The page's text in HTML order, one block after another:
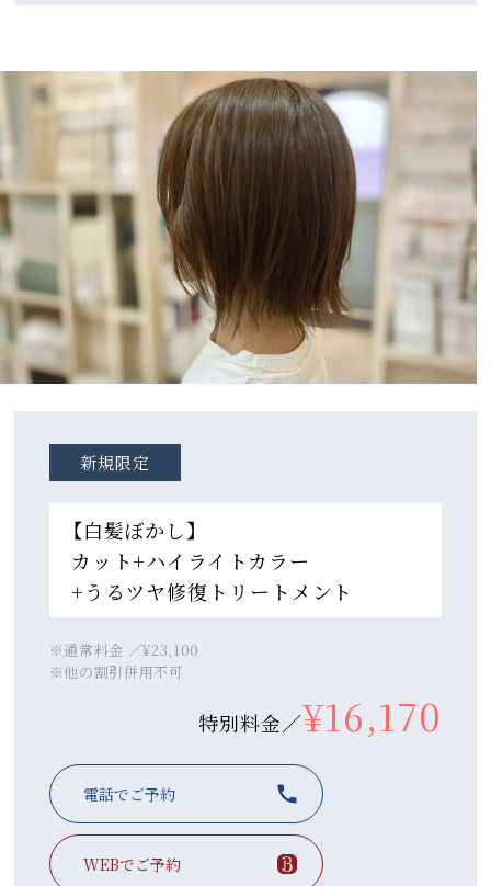
新規限定
【白髪ぼかし】
カット+ハイライトカラー
+うるツヤ修復トリートメント
※通常料金 ／¥23,100
※他の割引併用不可
特別料金／¥16,170
電話でご予約
WEBでご予約